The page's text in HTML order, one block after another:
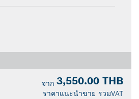
จาก 3,550.00 THB
ราคาแนะนำขาย รวมVAT